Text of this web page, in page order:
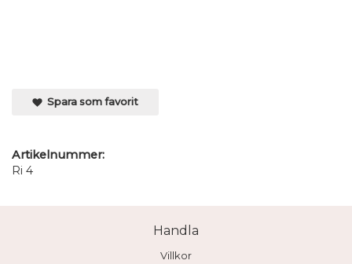
Spara som favorit
Artikelnummer:
Ri 4
Handla
Villkor